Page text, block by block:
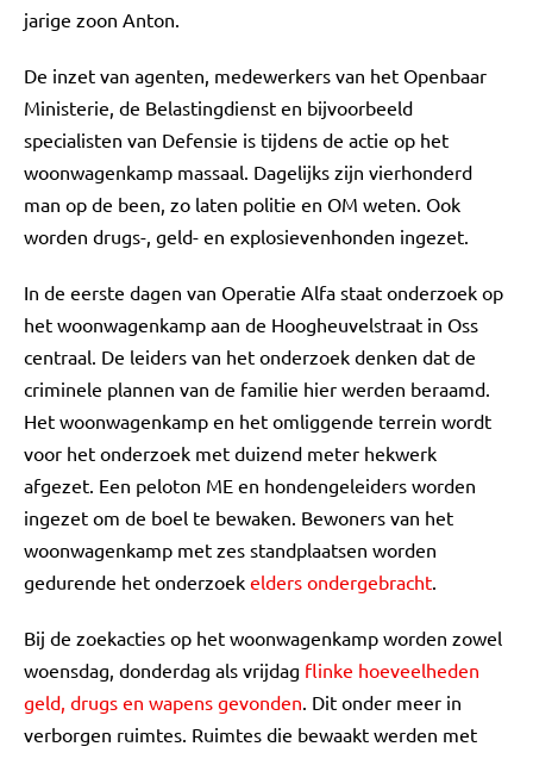
jarige zoon Anton.
De inzet van agenten, medewerkers van het Openbaar
Ministerie, de Belastingdienst en bijvoorbeeld
specialisten van Defensie is tijdens de actie op het
woonwagenkamp massaal. Dagelijks zijn vierhonderd
man op de been, zo laten politie en OM weten. Ook
worden drugs-, geld- en explosievenhonden ingezet.
In de eerste dagen van Operatie Alfa staat onderzoek op
het woonwagenkamp aan de Hoogheuvelstraat in Oss
centraal. De leiders van het onderzoek denken dat de
criminele plannen van de familie hier werden beraamd.
Het woonwagenkamp en het omliggende terrein wordt
voor het onderzoek met duizend meter hekwerk
afgezet. Een peloton ME en hondengeleiders worden
ingezet om de boel te bewaken. Bewoners van het
woonwagenkamp met zes standplaatsen worden
gedurende het onderzoek elders ondergebracht.
Bij de zoekacties op het woonwagenkamp worden zowel
woensdag, donderdag als vrijdag flinke hoeveelheden
geld, drugs en wapens gevonden. Dit onder meer in
verborgen ruimtes. Ruimtes die bewaakt werden met